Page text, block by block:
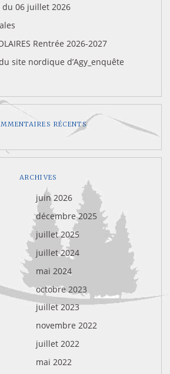
06 juillet 2026
Rentrée 2026-2027
site nordique d’Agy_enquête
RÉCENTS
ARCHIVES
juin 2026
décembre 2025
juillet 2025
juillet 2024
mai 2024
octobre 2023
juillet 2023
novembre 2022
juillet 2022
mai 2022